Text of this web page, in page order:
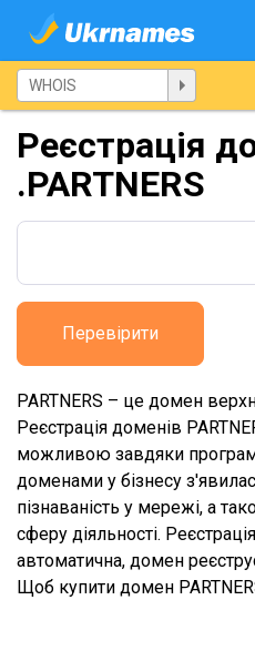
Реєстрація
.PARTNERS
Перевірити
PARTNERS – це домен
Реєстрація доменів
можливою завдяки
доменами у бізнесу
пізнаваність у мережі, а
сферу діяльності.
автоматична, домен
Щоб купити домен